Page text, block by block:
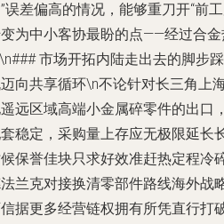
误差偏高的情况，能够重刀开“前
为中小客协最盼的点——经过合
市场开拓内陆走出去的脚步
向共享循环\n不论针对长三角上
远区域高端小金属碎零件的出口
稳定，采购量上存应无极限延长
保誉佳块只求好效准赶热定程冷
兰克对接换清零部件路线海外战
据更多经营链权拥有所凭直行打